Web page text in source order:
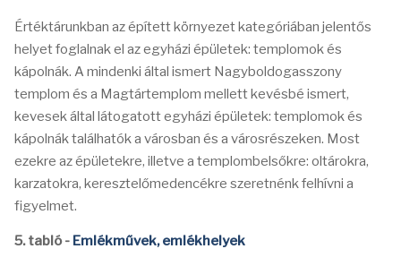
Értéktárunkban az épített környezet kategóriában jelentős
helyet foglalnak el az egyházi épületek: templomok és
kápolnák. A mindenki által ismert Nagyboldogasszony
templom és a Magtártemplom mellett kevésbé ismert,
kevesek által látogatott egyházi épületek: templomok és
kápolnák találhatók a városban és a városrészeken. Most
ezekre az épületekre, illetve a templombelsőkre: oltárokra,
karzatokra, keresztelőmedencékre szeretnénk felhívni a
figyelmet.
5. tabló - Emlékművek, emlékhelyek